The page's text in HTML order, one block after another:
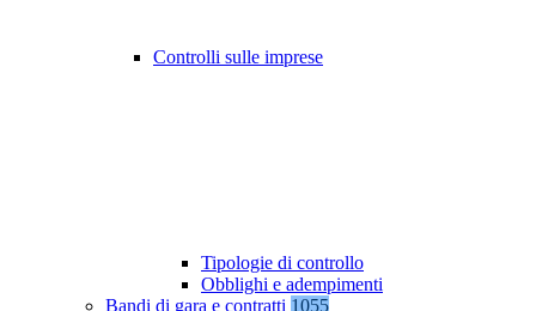
Controlli sulle imprese
Tipologie di controllo
Obblighi e adempimenti
Bandi di gara e contratti 1055